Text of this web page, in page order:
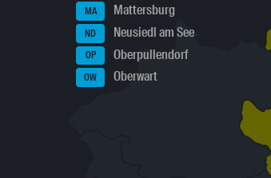
MA Mattersburg
ND Neusiedl am See
OP Oberpullendorf
OW Oberwart